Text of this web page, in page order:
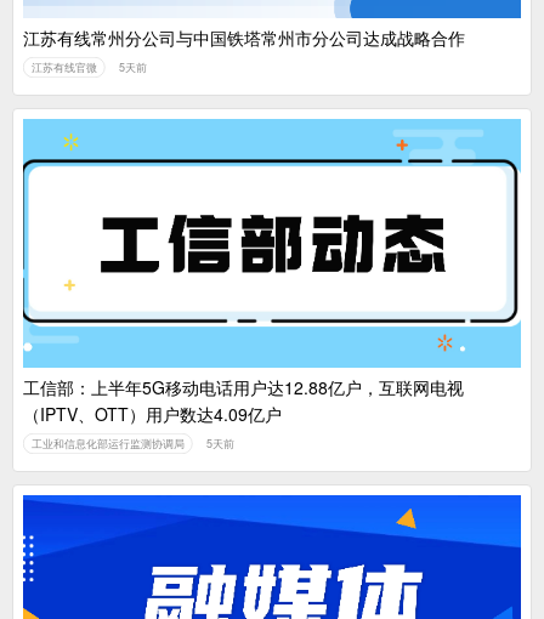
江苏有线常州分公司与中国铁塔常州市分公司达成战略合作
江苏有线官微 5天前
工信部：上半年5G移动电话用户达12.88亿户，互联网电视
（IPTV、OTT）用户数达4.09亿户
工业和信息化部运行监测协调局 5天前